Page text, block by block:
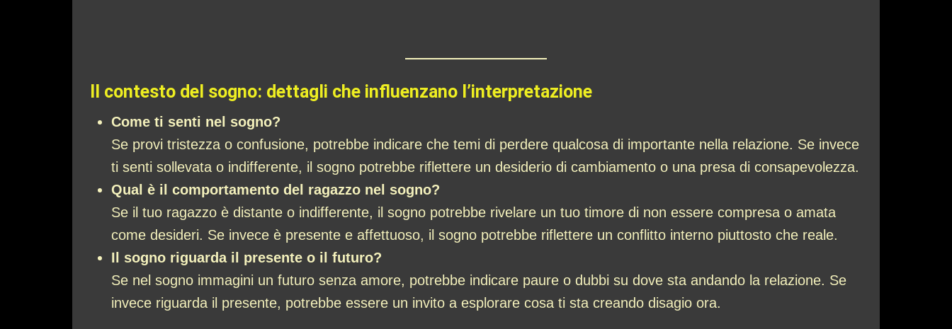
Il contesto del sogno: dettagli che influenzano l’interpretazione
Come ti senti nel sogno?
Se provi tristezza o confusione, potrebbe indicare che temi di perdere qualcosa di importante nella relazione. Se invece
ti senti sollevata o indifferente, il sogno potrebbe riflettere un desiderio di cambiamento o una presa di consapevolezza.
Qual è il comportamento del ragazzo nel sogno?
Se il tuo ragazzo è distante o indifferente, il sogno potrebbe rivelare un tuo timore di non essere compresa o amata
come desideri. Se invece è presente e affettuoso, il sogno potrebbe riflettere un conflitto interno piuttosto che reale.
Il sogno riguarda il presente o il futuro?
Se nel sogno immagini un futuro senza amore, potrebbe indicare paure o dubbi su dove sta andando la relazione. Se
invece riguarda il presente, potrebbe essere un invito a esplorare cosa ti sta creando disagio ora.